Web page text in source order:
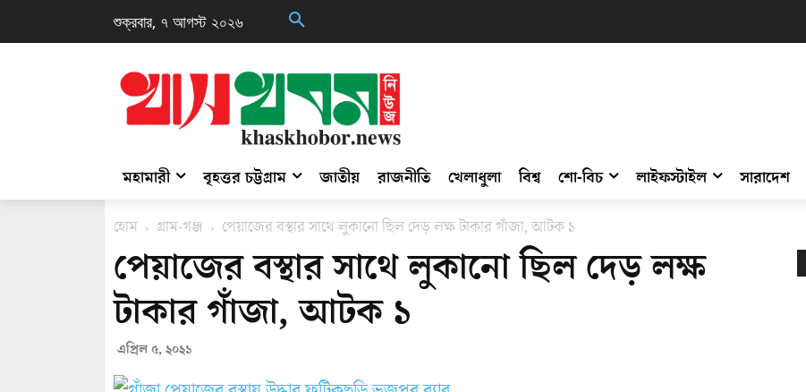
শুক্রবার, ৭ আগস্ট ২০২৬
মহামারী বৃহত্তর চট্টগ্রাম জাতীয় রাজনীতি খেলাধুলা বিশ্ব শো-বিচ লাইফস্টাইল সারাদেশ
হোম গ্রাম-গঞ্জ পেয়াজের বস্থার সাথে লুকানো ছিল দেড় লক্ষ টাকার গাঁজা, আটক ১
পেয়াজের বস্থার সাথে লুকানো ছিল দেড় লক্ষ
টাকার গাঁজা, আটক ১
এপ্রিল ৫, ২০২১